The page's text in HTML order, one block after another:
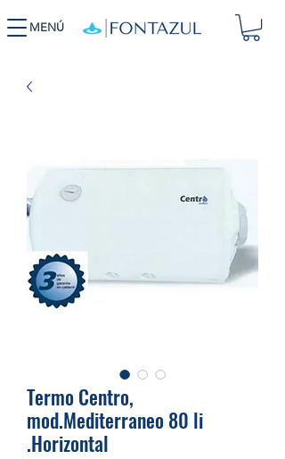
MENÚ
Termo Centro,
mod.Mediterraneo 80 li
.Horizontal